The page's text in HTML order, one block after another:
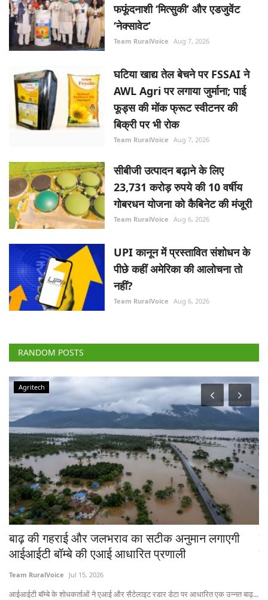
फफूंदनाशी ‘मित्सुकी’ और एडजुवेंट
‘नेक्सावेट’
Team RuralVoice Aug 7, 2026
घटिया खाद्य तेल बेचने पर FSSAI ने
AWL Agri पर लगाया जुर्माना; पाई
फूड्स की मोंक फ्रूट स्वीटनर की
बिक्री पर भी रोक
Team RuralVoice Aug 7, 2026
सीबीजी उत्पादन बढ़ाने के लिए
23,731 करोड़ रुपये की 10 वर्षीय
गोबरधन योजना को कैबिनेट की मंजूरी
Team RuralVoice Aug 6, 2026
UPI कानून में प्रस्तावित संशोधन के
पीछे कहीं अमेरिका की आलोचना तो
नहीं?
Team RuralVoice Aug 6, 2026
RANDOM POSTS
Agriculture Conclave and NACOF Awards 2022
टेक्नोलॉजी के इस्तेमाल और विविधीकरण से बढ़ सकती है
किसानों की आय, रूरल वॉयस कॉन्क्लेव में बोले विशेषज्ञ
Team RuralVoice Dec 30, 2022
नास के चेयरमैन डॉ त्रिलोचन महापात्र ने कहा कि किसानों को खेती में विविधीकरण करने...